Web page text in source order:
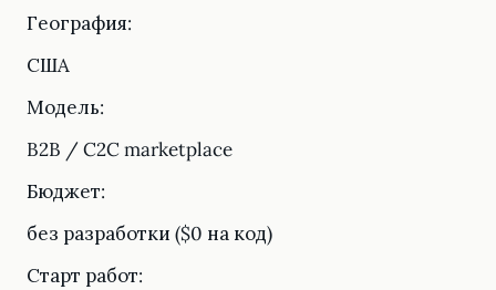
География:
США
Модель:
B2B / C2C marketplace
Бюджет:
без разработки ($0 на код)
Старт работ: